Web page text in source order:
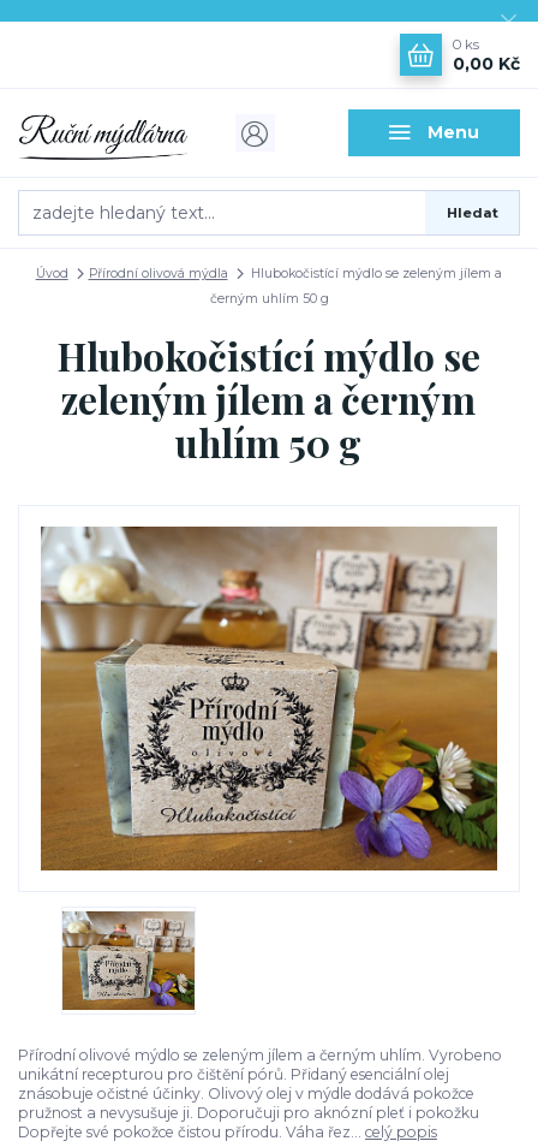
Menu
Hledat
0 ks
0,00 Kč
Úvod Přírodní olivová mýdla
Hlubokočistící mýdlo se zeleným jílem a
černým uhlím 50 g
Hlubokočistící mýdlo se
zeleným jílem a černým
uhlím 50 g
Přírodní olivové mýdlo se zeleným jílem a černým uhlím. Vyrobeno
unikátní recepturou pro čištění pórů. Přidaný esenciální olej
znásobuje očistné účinky. Olivový olej v mýdle dodává pokožce
pružnost a nevysušuje ji. Doporučuji pro aknózní pleť i pokožku
Dopřejte své pokožce čistou přírodu. Váha řez... celý popis